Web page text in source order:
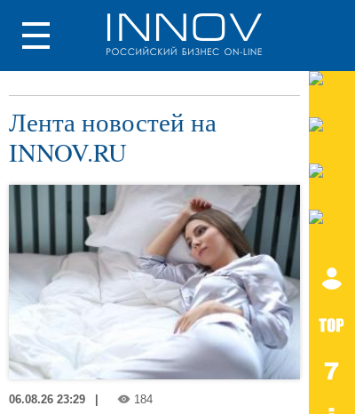
Лента новостей на
INNOV.RU
06.08.26 23:29 184